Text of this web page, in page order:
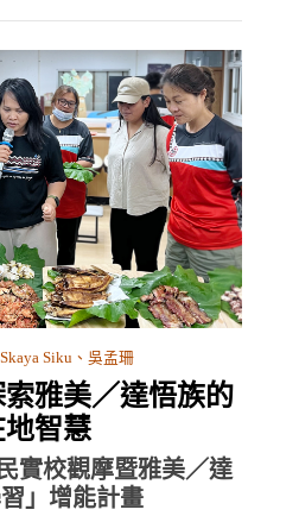
Skaya Siku、吳孟珊
雅美／達悟族的
智慧
實校觀摩暨雅美／達
」增能計畫